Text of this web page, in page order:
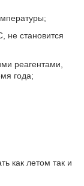
не становится
реагентами,
года;
как летом так и